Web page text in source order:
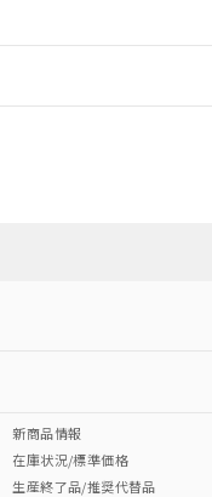
Cr(VI)
新商品情報
在庫状況/標準価格
生産終了品/推奨代替品